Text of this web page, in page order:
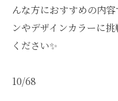
んな方におすすめの内
ンやデザインカラーに
ください✨
10/68